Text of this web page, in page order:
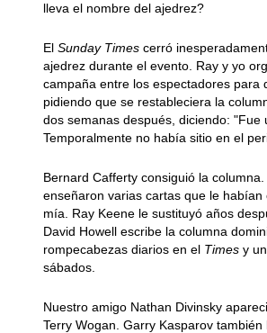
lleva el nombre del ajedrez?
El Sunday Times cerró
ajedrez durante el evento. Ray y yo
campaña entre los espectadores para
pidiendo que se restableciera la
dos semanas después, diciendo: "Fue
Temporalmente no había sitio en el
Bernard Cafferty consiguió la
enseñaron varias cartas que le habían
mía. Ray Keene le sustituyó años
David Howell escribe la columna
rompecabezas diarios en el Times y
sábados.
Nuestro amigo Nathan Divinsky
Terry Wogan. Garry Kasparov también